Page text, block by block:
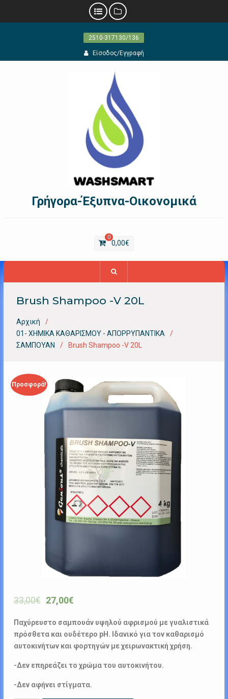
2510-317130/136
Είσοδος/Εγγραφή
Γρήγορα-Έξυπνα-Οικονομικά
0
0,00€
Brush Shampoo -V 20L
Αρχική
01- ΧΗΜΙΚΑ ΚΑΘΑΡΙΣΜΟΥ - ΑΠΟΡΡΥΠΑΝΤΙΚΑ
ΣΑΜΠΟΥΑΝ
Brush Shampoo -V 20L
Προσφορά!
33,00€ 27,00€
Παχύρευστο σαμπουάν υψηλού αφρισμού με γυαλιστικά
πρόσθετα και ουδέτερο pH. Ιδανικό για τον καθαρισμό
αυτοκινήτων και φορτηγών με χειρωνακτική χρήση.
-Δεν επηρεάζει το χρώμα του αυτοκινήτου.
-Δεν αφήνει στίγματα.